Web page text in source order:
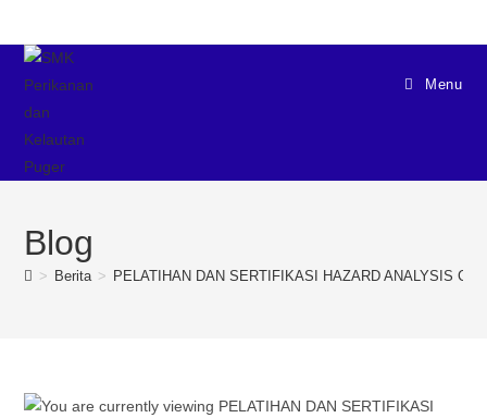
Menu
Blog
> Berita > PELATIHAN DAN SERTIFIKASI HAZARD ANALYSIS